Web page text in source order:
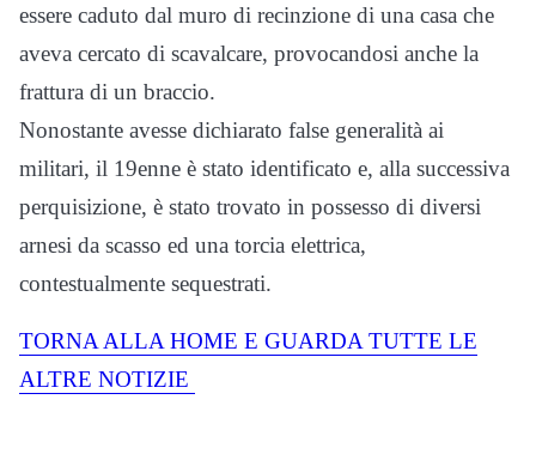
essere caduto dal muro di recinzione di una casa che
aveva cercato di scavalcare, provocandosi anche la
frattura di un braccio.
Nonostante avesse dichiarato false generalità ai
militari, il 19enne è stato identificato e, alla successiva
perquisizione, è stato trovato in possesso di diversi
arnesi da scasso ed una torcia elettrica,
contestualmente sequestrati.
TORNA ALLA HOME E GUARDA TUTTE LE
ALTRE NOTIZIE